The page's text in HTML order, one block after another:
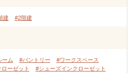
建 #2階建
ーム #パントリー
#ワークスペース
ーゼット
#シューズインクローゼット